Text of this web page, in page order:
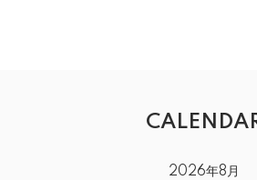
2026年8月